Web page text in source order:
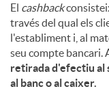
El cashback
través del qual els
l'establiment i, al
seu compte bancari.
retirada d'efectiu al
al banc o al caixer.